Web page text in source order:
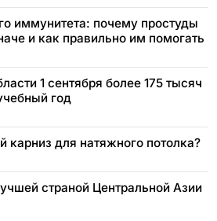
иммунитета: почему простуды
и как правильно им помогать
1 сентября более 175 тысяч
год
карниз для натяжного потолка?
страной Центральной Азии